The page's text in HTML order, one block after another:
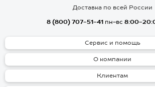
Доставка по всей России
8 (800) 707-51-41 пн-вс 8:00-
Сервис и помощь
О компании
Клиентам